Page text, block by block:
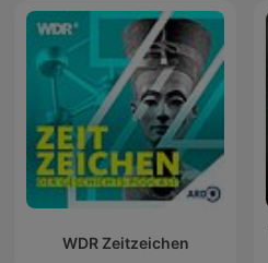
WDR Zeitzeichen